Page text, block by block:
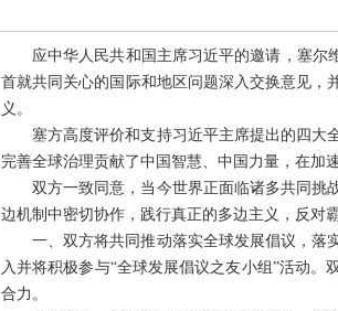
应中华人民共和国主席习近平的邀请，塞尔
首就共同关心的国际和地区问题深入交换意见，
义。
塞方高度评价和支持习近平主席提出的四大
完善全球治理贡献了中国智慧、中国力量，在加
双方一致同意，当今世界正面临诸多共同挑
边机制中密切协作，践行真正的多边主义，反对
一、双方将共同推动落实全球发展倡议，落
入并将积极参与“全球发展倡议之友小组”活动
合力。